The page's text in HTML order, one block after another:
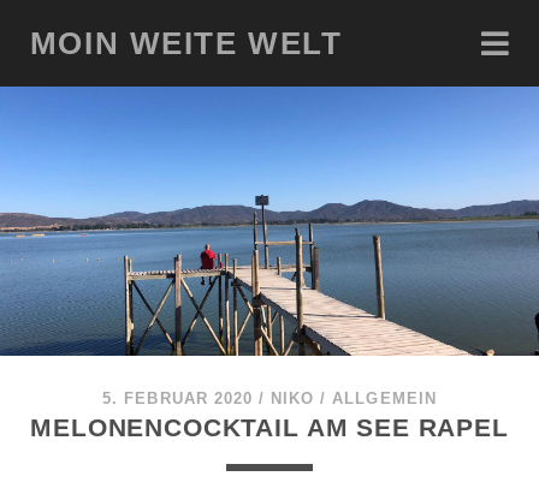
MOIN WEITE WELT
5. FEBRUAR 2020 / NIKO /ALLGEMEIN
MELONENCOCKTAIL AM SEE RAPEL